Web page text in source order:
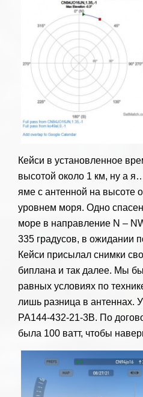
Кейси в установленное
высотой около 1 км, ну а
яме с антенной на высоте
уровнем моря. Одно
море в направление N –
335 градусов, в ожидании
Кейси присылал снимки
биплана и так далее. Мы
равных условиях по
лишь разница в антеннах.
PA144-432-21-3B. По
была 100 ватт, чтобы